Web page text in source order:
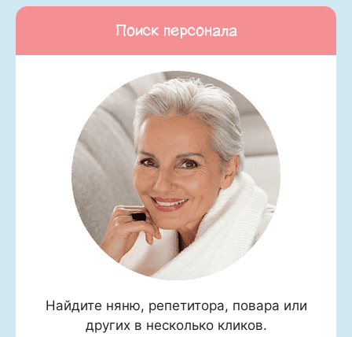
Поиск персонала
Найдите няню, репетитора, повара или
других в несколько кликов.